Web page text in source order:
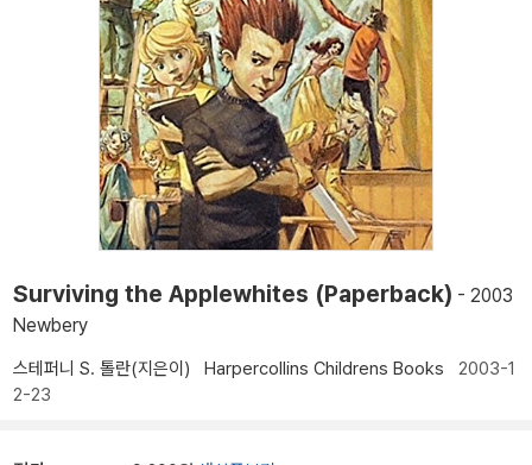
Surviving the Applewhites (Paperback) - 2003
Newbery
스테퍼니 S. 톨란(지은이) Harpercollins Childrens Books 2003-1
2-23